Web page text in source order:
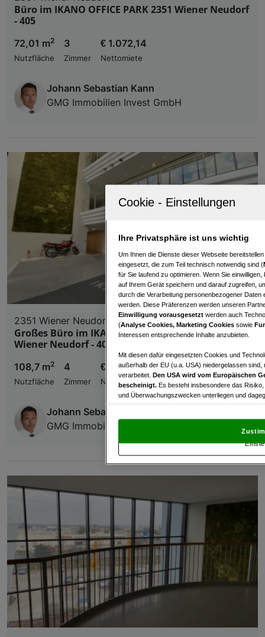
Büro im IKANO OFFICE PARK 2351 Wiener Neudorf
- 405
72,01 m2
Nutzfläche
3
Zimmer
€ 1.072,14
Nettomiete
Johann Sebastian Kann
GMG Immobilien Invest GmbH
2351 Wiener Neudorf
Großes Büro im IKANO OFFICE PARK (108m²) 2351
Wiener Neudorf - 402
108,7 m2
Nutzfläche
4
Zimmer
€ 1.618,51
Nettomiete
Johann Sebastian Kann
GMG Immobilien Invest GmbH
Ihre Privatsphäre ist uns wichtig
Um Ihnen die Dienste dieser Webseite
eingesetzt, die zum Teil technisch notwendig sind (
für Sie laufend zu optimieren. Wenn Sie
auf Ihrem Gerät speichern und darauf zugreifen,
durch die Verarbeitung personenbezogener
werden. Diese Präferenzen werden unseren
Einwilligung vorausgesetzt werden auch
(Analyse Cookies, Marketing Cookies sowie
Interessen entsprechende Inhalte anzubieten.
Mit diesen dafür eingesetzten Cookies und
außerhalb der EU (u.a. USA) niedergelassen
verarbeitet. Den USA wird vom Europäischen
bescheinigt. Es besteht insbesondere das
und Überwachungszwecken unterliegen und
und Widerspruch gegen die Verarbeitung auf der
„Cookie Einstellungen“, die sich auf jeder Seite
Verwendung genauer Standortdaten.
Zugriff auf Informationen auf einem Endgerät.
Liste der Partner (Lieferanten)